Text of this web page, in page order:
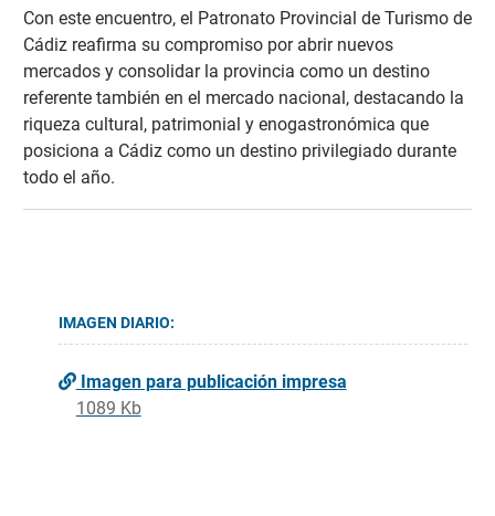
Con este encuentro, el Patronato Provincial de Turismo de
Cádiz reafirma su compromiso por abrir nuevos
mercados y consolidar la provincia como un destino
referente también en el mercado nacional, destacando la
riqueza cultural, patrimonial y enogastronómica que
posiciona a Cádiz como un destino privilegiado durante
todo el año.
IMAGEN DIARIO:
Imagen para publicación impresa
1089 Kb